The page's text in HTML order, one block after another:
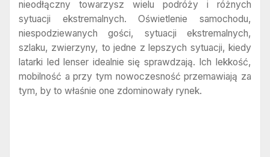
nieodłączny towarzysz wielu podróży i różnych
sytuacji ekstremalnych. Oświetlenie samochodu,
niespodziewanych gości, sytuacji ekstremalnych,
szlaku, zwierzyny, to jedne z lepszych sytuacji, kiedy
latarki led lenser idealnie się sprawdzają. Ich lekkość,
mobilność a przy tym nowoczesność przemawiają za
tym, by to właśnie one zdominowały rynek.